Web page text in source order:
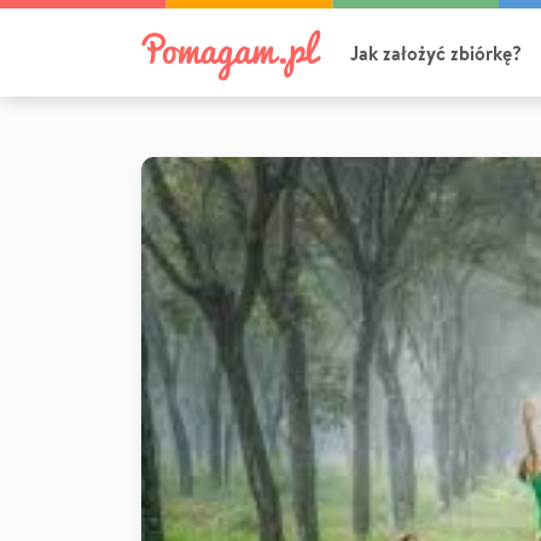
Jak założyć zbiórkę?